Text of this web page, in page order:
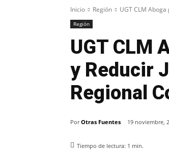
Inicio Región UGT CLM
Región
UGT CLM
y Reducir
Regional
Por Otras Fuentes 19 noviembre,
Tiempo de lectura: 1 min.